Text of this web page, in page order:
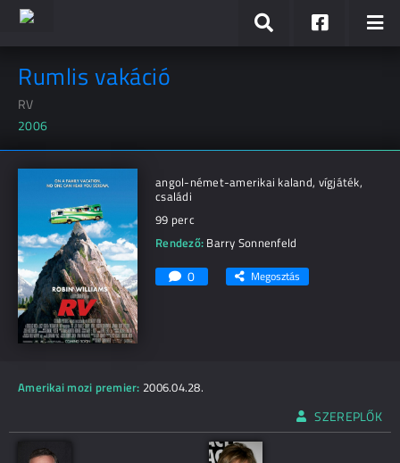
Rumlis vakáció
RV
2006
angol-német-amerikai kaland, vígjáték,
családi
99 perc
Rendező: Barry Sonnenfeld
0 Megosztás
Amerikai mozi premier: 2006.04.28.
SZEREPLŐK